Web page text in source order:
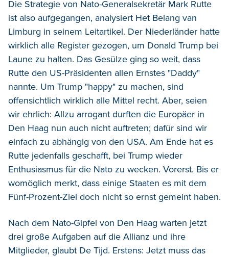
Die Strategie von Nato-Generalsekretär Mark Rutte
ist also aufgegangen, analysiert Het Belang van
Limburg in seinem Leitartikel. Der Niederländer hatte
wirklich alle Register gezogen, um Donald Trump bei
Laune zu halten. Das Gesülze ging so weit, dass
Rutte den US-Präsidenten allen Ernstes "Daddy"
nannte. Um Trump "happy" zu machen, sind
offensichtlich wirklich alle Mittel recht. Aber, seien
wir ehrlich: Allzu arrogant durften die Europäer in
Den Haag nun auch nicht auftreten; dafür sind wir
einfach zu abhängig von den USA. Am Ende hat es
Rutte jedenfalls geschafft, bei Trump wieder
Enthusiasmus für die Nato zu wecken. Vorerst. Bis er
womöglich merkt, dass einige Staaten es mit dem
Fünf-Prozent-Ziel doch nicht so ernst gemeint haben.
Nach dem Nato-Gipfel von Den Haag warten jetzt
drei große Aufgaben auf die Allianz und ihre
Mitglieder, glaubt De Tijd. Erstens: Jetzt muss das